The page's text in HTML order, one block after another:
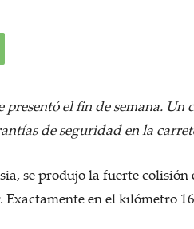
presentó el fin de semana.
de seguridad en la
se produjo la fuerte
Exactamente en el kilómetro